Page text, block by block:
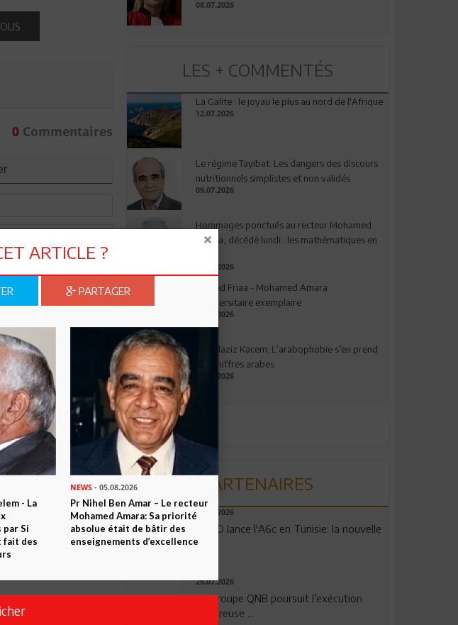
0Commentaires
08.07.2026
LES + COMMENTÉS
La Galite : le joyau le plus au nord de l'Afrique
12.07.2026
Le régime Tayibat: Les dangers des discours
nutritionnels simplistes et non validés
09.07.2026
Hommages ponctués au recteur Mohamed
Amara, décédé lundi : les mathématiques en
03.08.2026
Ahmed Friaa - Mohamed Amara:
l’Universitaire exemplaire
04.08.2026
Abdelaziz Kacem: L’arabophobie s’en prend
aux chiffres arabes
09.07.2026
PARTENAIRES
04.08.2026
OPPO lance l'A6c en Tunisie: la nouvelle
...
29.07.2026
Le Groupe QNB poursuit l’exécution
rigoureuse ...
ARTICLE ?
PARTAGER
- La
par Si
fait des
NEWS- 05.08.2026
Pr Nihel Ben Amar – Le recteur
Mohamed Amara: Sa priorité
absolue était de bâtir des
enseignements d’excellence